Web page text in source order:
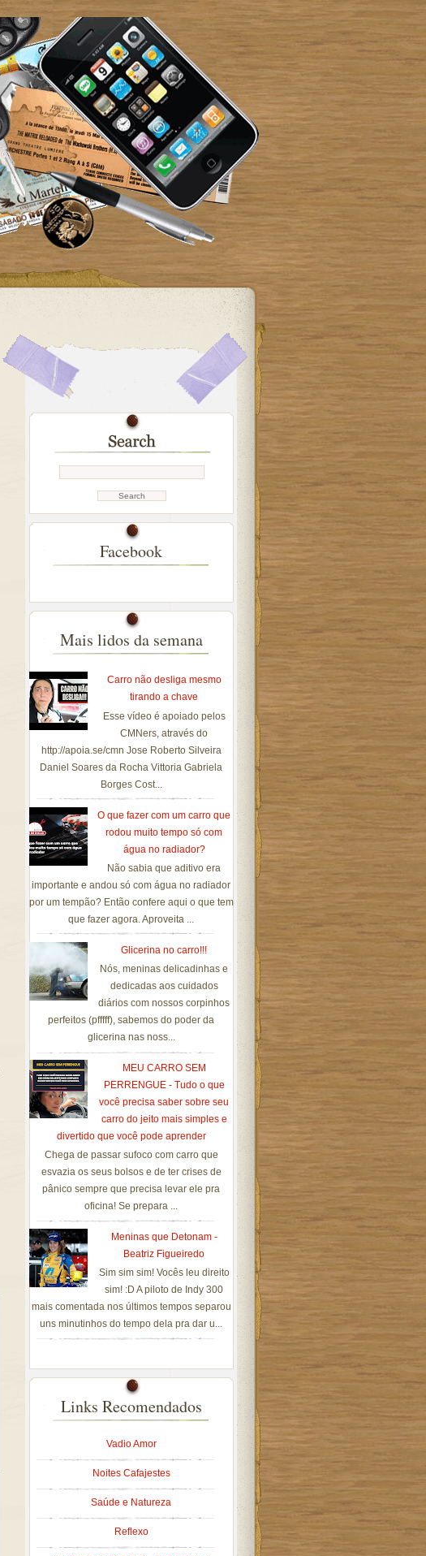
Facebook
Mais lidos da semana
Carro não desliga mesmo
tirando a chave
Esse vídeo é apoiado pelos
CMNers, através do
http://apoia.se/cmn Jose Roberto Silveira
Daniel Soares da Rocha Vittoria Gabriela
Borges Cost...
O que fazer com um carro que
rodou muito tempo só com
água no radiador?
Não sabia que aditivo era
importante e andou só com água no radiador
por um tempão? Então confere aqui o que tem
que fazer agora. Aproveita ...
Glicerina no carro!!!
Nós, meninas delicadinhas e
dedicadas aos cuidados
diários com nossos corpinhos
perfeitos (pfffff), sabemos do poder da
glicerina nas noss...
MEU CARRO SEM
PERRENGUE - Tudo o que
você precisa saber sobre seu
carro do jeito mais simples e
divertido que você pode aprender
Chega de passar sufoco com carro que
esvazia os seus bolsos e de ter crises de
pânico sempre que precisa levar ele pra
oficina! Se prepara ...
Meninas que Detonam -
Beatriz Figueiredo
Sim sim sim! Vocês leu direito
sim! :D A piloto de Indy 300
mais comentada nos últimos tempos separou
uns minutinhos do tempo dela pra dar u...
Links Recomendados
Vadio Amor
Noites Cafajestes
Saúde e Natureza
Reflexo